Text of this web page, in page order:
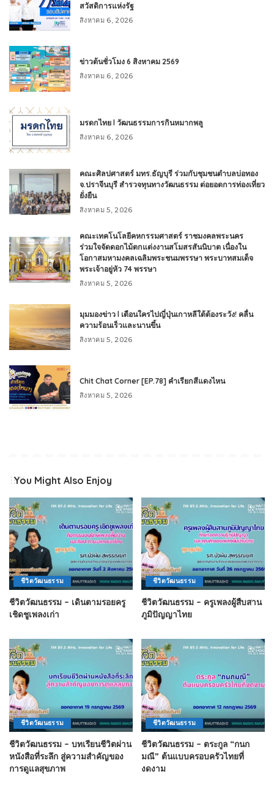
สวัสดิการแห่งรัฐ
สิงหาคม 6, 2026
ข่าวต้นชั่วโมง 6 สิงหาคม 2569
สิงหาคม 6, 2026
มรดกไทย l วัฒนธรรมการกินหมากพลู
สิงหาคม 6, 2026
คณะศิลปศาสตร์ มทร.ธัญบุรี ร่วมกับชุมชนตำบลบ่อทอง
จ.ปราจีนบุรี สำรวจทุนทางวัฒนธรรม ต่อยอดการท่องเที่ยว
ยั่งยืน
สิงหาคม 5, 2026
คณะเทคโนโลยีคหกรรมศาสตร์ ราชมงคลพระนคร
ร่วมใจจัดดอกไม้ตกแต่งงานสโมสรสันนิบาต เนื่องใน
โอกาสมหามงคลเฉลิมพระชนมพรรษา พระบาทสมเด็จ
พระเจ้าอยู่หัว 74 พรรษา
สิงหาคม 5, 2026
มุมมองข่าว l เตือนใครไปญี่ปุ่นเกาหลีใต้ต้องระวัง! คลื่น
ความร้อนเร็วและนานขึ้น
สิงหาคม 5, 2026
Chit Chat Corner [EP.78] คำเรียกสีแดงไหน
สิงหาคม 5, 2026
You Might Also Enjoy
ชีวิตวัฒนธรรม
ชีวิตวัฒนธรรม – เดินตามรอยครู
เชิดชูเพลงเก่า
ชีวิตวัฒนธรรม
ชีวิตวัฒนธรรม – ครูเพลงผู้สืบสาน
ภูมิปัญญาไทย
ชีวิตวัฒนธรรม
ชีวิตวัฒนธรรม – บทเรียนชีวิตผ่าน
หนังสือที่ระลึก สู่ความสำคัญของ
การดูแลสุขภาพ
ชีวิตวัฒนธรรม
ชีวิตวัฒนธรรม – ตระกูล “กนก
มณี” ต้นแบบครอบครัวไทยที่
งดงาม